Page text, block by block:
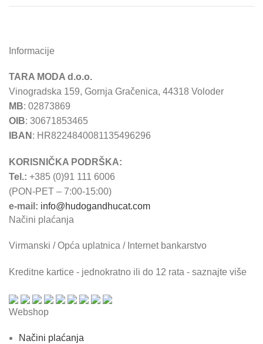
Informacije
TARA MODA d.o.o.
Vinogradska 159, Gornja Gračenica, 44318 Voloder
MB: 02873869
OIB: 30671853465
IBAN : HR8224840081135496296
KORISNIČKA PODRŠKA:
Tel.: +385 (0)91 111 6006
(PON-PET – 7:00-15:00)
e-mail: info@hudogandhucat.com
Načini plaćanja
Virmanski / Opća uplatnica / Internet bankarstvo
Kreditne kartice - jednokratno ili do 12 rata - saznajte više
Webshop
Načini plaćanja